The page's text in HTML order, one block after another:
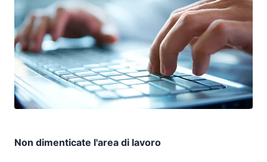
Non dimenticate l'area di lavoro